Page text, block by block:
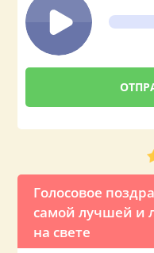
Голосовое
самой лучшей и
на свете